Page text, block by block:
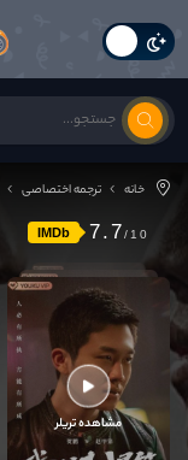
خانه ترجمه اختصاصی
IMDb 7.7
مشاهده تریلر